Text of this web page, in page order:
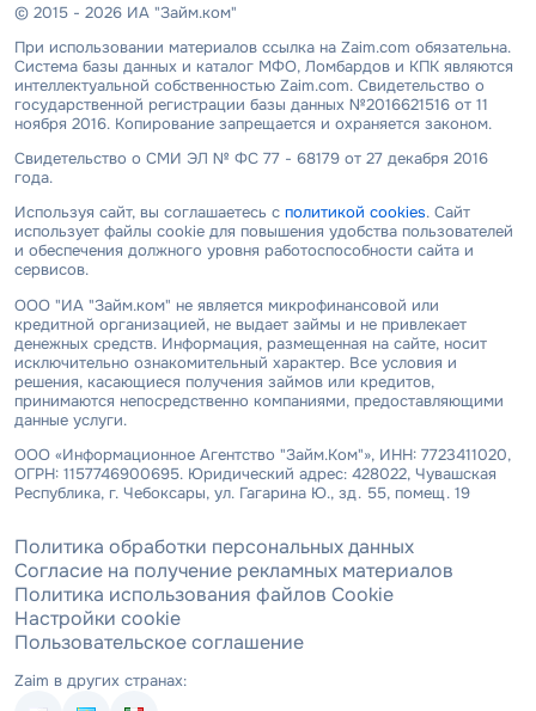
© 2015 - 2026 ИА "Займ.ком"
При использовании материалов ссылка на Zaim.com обязательна.
Система базы данных и каталог МФО, Ломбардов и КПК являются
интеллектуальной собственностью Zaim.com. Свидетельство о
государственной регистрации базы данных №2016621516 от 11
ноября 2016. Копирование запрещается и охраняется законом.
Свидетельство о СМИ ЭЛ № ФС 77 - 68179 от 27 декабря 2016
года.
Используя сайт, вы соглашаетесь с политикой cookies. Сайт
использует файлы cookie для повышения удобства пользователей
и обеспечения должного уровня работоспособности сайта и
сервисов.
ООО "ИА "Займ.ком" не является микрофинансовой или
кредитной организацией, не выдает займы и не привлекает
денежных средств. Информация, размещенная на сайте, носит
исключительно ознакомительный характер. Все условия и
решения, касающиеся получения займов или кредитов,
принимаются непосредственно компаниями, предоставляющими
данные услуги.
ООО «Информационное Агентство "Займ.Ком"», ИНН: 7723411020,
ОГРН: 1157746900695. Юридический адрес: 428022, Чувашская
Республика, г. Чебоксары, ул. Гагарина Ю., зд. 55, помещ. 19
Политика обработки персональных данных
Согласие на получение рекламных материалов
Политика использования файлов Cookie
Настройки cookie
Пользовательское соглашение
Zaim в других странах: